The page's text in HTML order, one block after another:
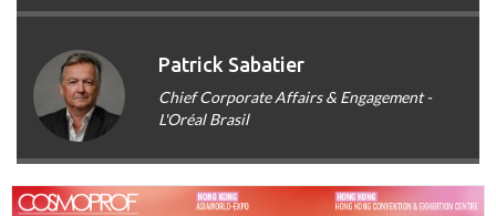
Patrick Sabatier
Chief Corporate Affairs & Engagement -
L'Oréal Brasil